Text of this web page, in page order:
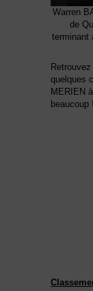
Warren
de
terminant
quelques
MERIEN
beaucoup !